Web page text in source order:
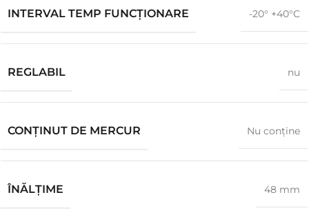
INTERVAL TEMP FUNCȚIONARE -20° +40°C
REGLABIL nu
CONȚINUT DE MERCUR Nu conţine
ÎNĂLŢIME 48 mm